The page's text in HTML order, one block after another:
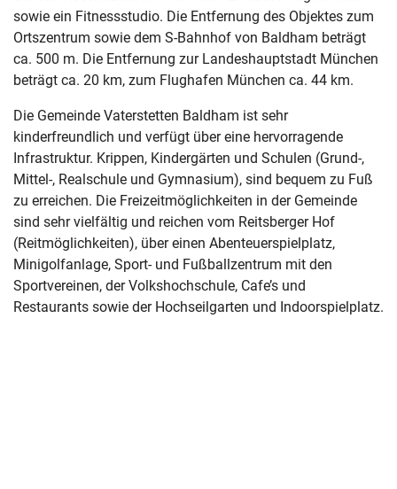
sowie ein Fitnessstudio. Die Entfernung des Objektes zum
Ortszentrum sowie dem S-Bahnhof von Baldham beträgt
ca. 500 m. Die Entfernung zur Landeshauptstadt München
beträgt ca. 20 km, zum Flughafen München ca. 44 km.
Die Gemeinde Vaterstetten Baldham ist sehr
kinderfreundlich und verfügt über eine hervorragende
Infrastruktur. Krippen, Kindergärten und Schulen (Grund-,
Mittel-, Realschule und Gymnasium), sind bequem zu Fuß
zu erreichen. Die Freizeitmöglichkeiten in der Gemeinde
sind sehr vielfältig und reichen vom Reitsberger Hof
(Reitmöglichkeiten), über einen Abenteuerspielplatz,
Minigolfanlage, Sport- und Fußballzentrum mit den
Sportvereinen, der Volkshochschule, Cafe’s und
Restaurants sowie der Hochseilgarten und Indoorspielplatz.